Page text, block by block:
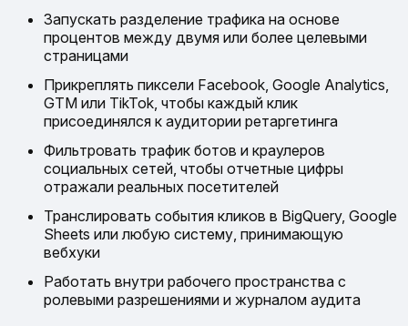
Запускать разделение трафика на основе
процентов между двумя или более целевыми
страницами
Прикреплять пиксели Facebook, Google Analytics,
GTM или TikTok, чтобы каждый клик
присоединялся к аудитории ретаргетинга
Фильтровать трафик ботов и краулеров
социальных сетей, чтобы отчетные цифры
отражали реальных посетителей
Транслировать события кликов в BigQuery, Google
Sheets или любую систему, принимающую
вебхуки
Работать внутри рабочего пространства с
ролевыми разрешениями и журналом аудита